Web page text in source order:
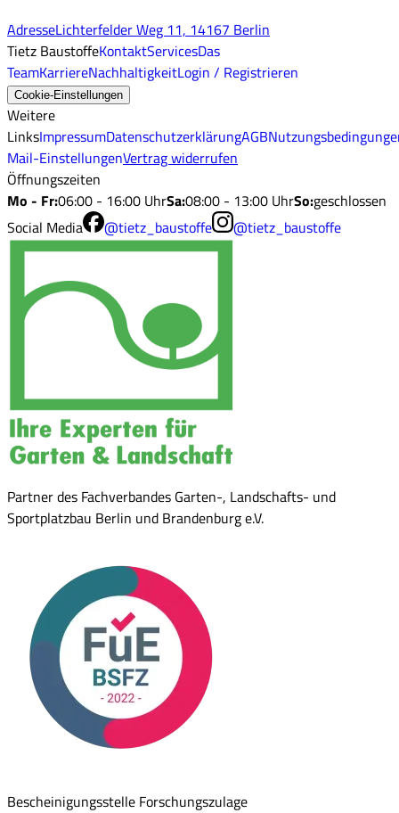
AdresseLichterfelder Weg 11, 14167 Berlin
Tietz BaustoffeKontaktServicesDas
TeamKarriereNachhaltigkeitLogin / Registrieren
Cookie-Einstellungen
Weitere
LinksImpressumDatenschutzerklärungAGB
Mail-EinstellungenVertrag widerrufen
Öffnungszeiten
Mo - Fr:06:00 - 16:00 UhrSa:08:00 - 13:00 UhrSo:geschlossen
Social Media
@tietz_baustoffe @tietz_baustoffe
Partner des Fachverbandes Garten-, Landschafts- und
Sportplatzbau Berlin und Brandenburg e.V.
Bescheinigungsstelle Forschungszulage